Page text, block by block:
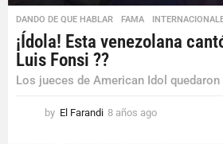
DANDO DE QUE HABLAR ,FAMA
¡Ídola! Esta venezolana
Luis Fonsi ??
Los jueces de American Idol quedaron
by El Farandi 8 años ago